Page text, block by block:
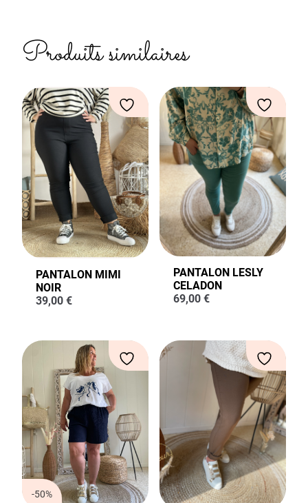
Produits similaires
PANTALON MIMI
NOIR
39,00 €
PANTALON LESLY
CELADON
69,00 €
-50%